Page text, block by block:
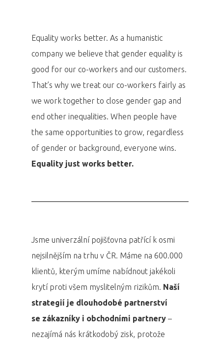
Equality works better. As a humanistic
company we believe that gender equality is
good for our co-workers and our customers.
That’s why we treat our co-workers fairly as
we work together to close gender gap and
end other inequalities. When people have
the same opportunities to grow, regardless
of gender or background, everyone wins.
Equality just works better.
Jsme univerzální pojišťovna patřící k osmi
nejsilnějším na trhu v ČR. Máme na 600.000
klientů, kterým umíme nabídnout jakékoli
krytí proti všem myslitelným rizikům. Naší
strategií je dlouhodobé partnerství
se zákazníky i obchodními partnery –
nezajímá nás krátkodobý zisk, protože